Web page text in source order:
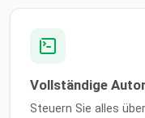
Vollständige
Steuern Sie alles